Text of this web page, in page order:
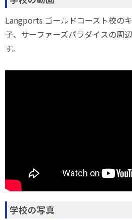
Langports ゴールドコースト校の
子、サーファーズパラダイスの周
す。
学校の写真